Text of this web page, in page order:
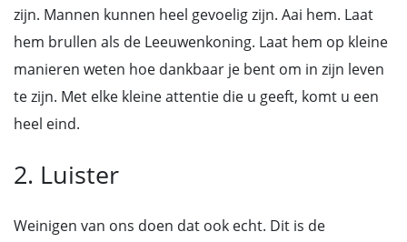
zijn. Mannen kunnen heel gevoelig zijn. Aai hem. Laat
hem brullen als de Leeuwenkoning. Laat hem op kleine
manieren weten hoe dankbaar je bent om in zijn leven
te zijn. Met elke kleine attentie die u geeft, komt u een
heel eind.
2. Luister
Weinigen van ons doen dat ook echt. Dit is de